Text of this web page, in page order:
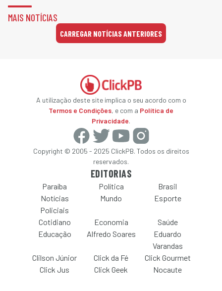
MAIS NOTÍCIAS
CARREGAR NOTÍCIAS ANTERIORES
A utilização deste site implica o seu acordo com o
Termos e Condições, e com a Política de
Privacidade.
Copyright © 2005 - 2025 ClickPB. Todos os direitos
reservados.
EDITORIAS
Paraíba Política
Brasil
Notícias
Policiais
Mundo Esporte
Cotidiano Economia
Saúde
Educação
Alfredo Soares
Eduardo
Varandas
Clilson Júnior
Click da Fé
Click Gourmet
Click Jus
Click Geek Nocaute